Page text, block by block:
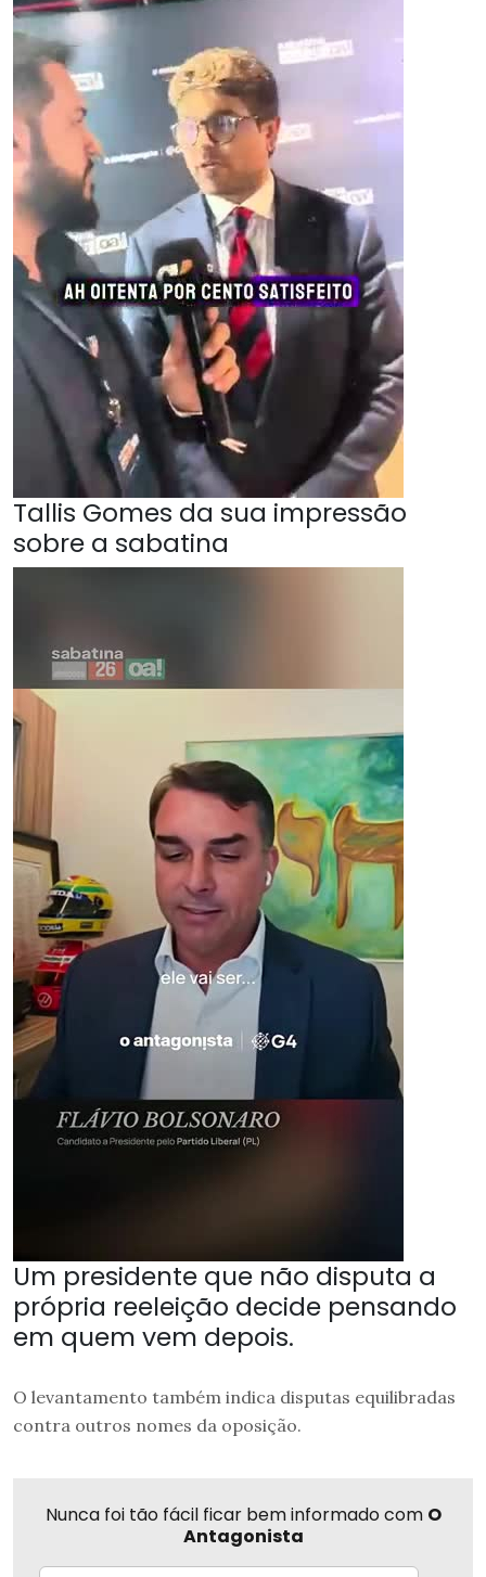
Tallis Gomes da sua impressão
sobre a sabatina
Um presidente que não disputa a
própria reeleição decide pensando
em quem vem depois.
O levantamento também indica disputas equilibradas
contra outros nomes da oposição.
Nunca foi tão fácil ficar bem informado com O
Antagonista